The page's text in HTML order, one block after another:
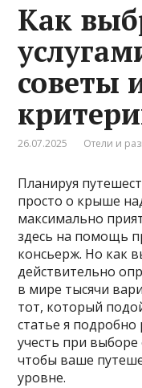
Как
советы
26.07.2025 Отели и
Планируя
просто о крыше
максимально
здесь на помощь
консьерж. Но как
действительно
в мире тысячи
тот, который
статье я подробно
учесть при выборе
чтобы ваше
уровне.